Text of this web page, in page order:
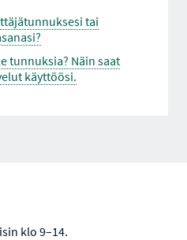
tai
tunnuksia? Näin saat
käyttöösi.
klo 9–14.